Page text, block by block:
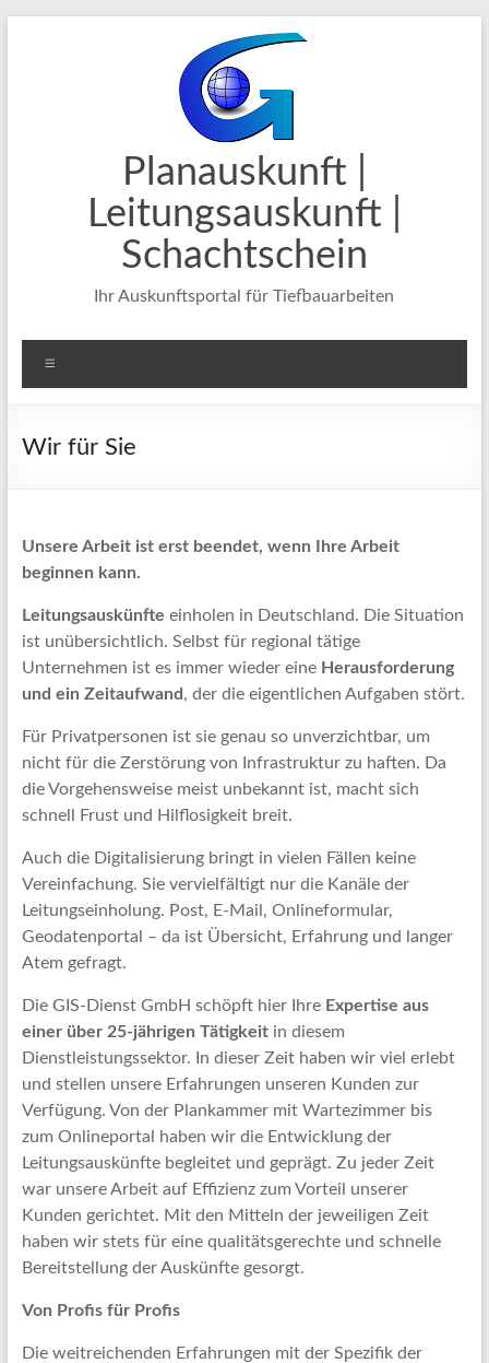
Planauskunft |
Leitungsauskunft |
Schachtschein
Ihr Auskunftsportal für Tiefbauarbeiten
Wir für Sie
Unsere Arbeit ist erst beendet, wenn Ihre Arbeit
beginnen kann.
Leitungsauskünfte einholen in Deutschland. Die Situation
ist unübersichtlich. Selbst für regional tätige
Unternehmen ist es immer wieder eine Herausforderung
und ein Zeitaufwand , der die eigentlichen Aufgaben stört.
Für Privatpersonen ist sie genau so unverzichtbar, um
nicht für die Zerstörung von Infrastruktur zu haften. Da
die Vorgehensweise meist unbekannt ist, macht sich
schnell Frust und Hilflosigkeit breit.
Auch die Digitalisierung bringt in vielen Fällen keine
Vereinfachung. Sie vervielfältigt nur die Kanäle der
Leitungseinholung. Post, E-Mail, Onlineformular,
Geodatenportal – da ist Übersicht, Erfahrung und langer
Atem gefragt.
Die GIS-Dienst GmbH schöpft hier Ihre Expertise aus
einer über 25-jährigen Tätigkeit in diesem
Dienstleistungssektor. In dieser Zeit haben wir viel erlebt
und stellen unsere Erfahrungen unseren Kunden zur
Verfügung. Von der Plankammer mit Wartezimmer bis
zum Onlineportal haben wir die Entwicklung der
Leitungsauskünfte begleitet und geprägt. Zu jeder Zeit
war unsere Arbeit auf Effizienz zum Vorteil unserer
Kunden gerichtet. Mit den Mitteln der jeweiligen Zeit
haben wir stets für eine qualitätsgerechte und schnelle
Bereitstellung der Auskünfte gesorgt.
Von Profis für Profis
Die weitreichenden Erfahrungen mit der Spezifik der